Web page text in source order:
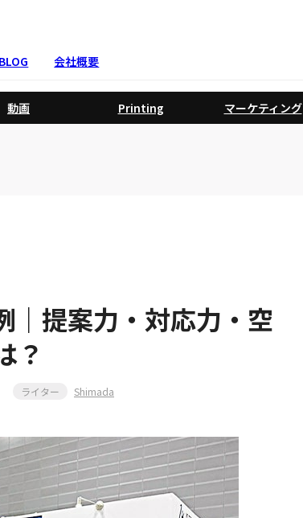
BLOG 会社概要
動画 Printing マーケティング
｜提案力・対応力・空
？
ライター Shimada